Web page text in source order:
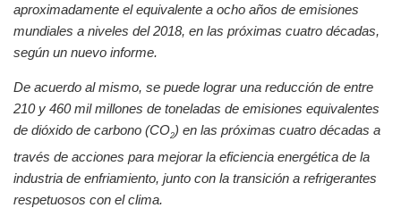
aproximadamente el equivalente a ocho años de emisiones
mundiales a niveles del 2018, en las próximas cuatro décadas,
según un nuevo informe.
De acuerdo al mismo, se puede lograr una reducción de entre
210 y 460 mil millones de toneladas de emisiones equivalentes
de dióxido de carbono (CO2) en las próximas cuatro décadas a
través de acciones para mejorar la eficiencia energética de la
industria de enfriamiento, junto con la transición a refrigerantes
respetuosos con el clima.